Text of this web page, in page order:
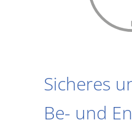
Sicheres
Be- und